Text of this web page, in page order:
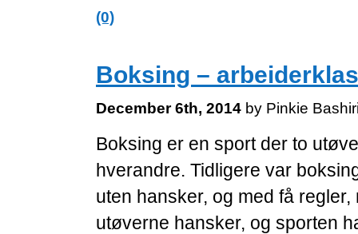
(0)
Boksing –
December 6th, 2014 by Pinkie
Boksing er en sport der to
hverandre. Tidligere var
uten hansker, og med få
utøverne hansker, og sporten